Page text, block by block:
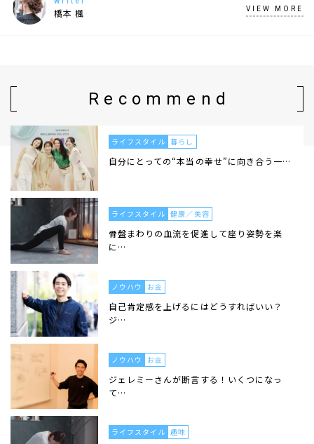
橋本 楓 VIEW MORE
Recommend
ライフスタイル 暮らし
自分にとっての“本当の幸せ”に向き合う一…
ライフスタイル 健康／美容
骨盤まわりの血流を促進して座り姿勢を楽
に…
ノウハウ お金
自己肯定感を上げるにはどうすればいい？
ジ…
ノウハウ お金
ジェレミーさんが断言する！いくつになっ
て…
ライフスタイル 趣味